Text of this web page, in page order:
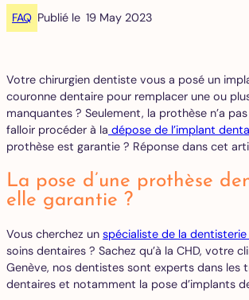
FAQ Publié le 19 May 2023
Votre chirurgien dentiste vous a posé un
couronne dentaire pour remplacer une ou
manquantes ? Seulement, la prothèse n’a
falloir procéder à la dépose de l’implant
prothèse est garantie ? Réponse dans cet
La pose d’une prothèse
elle garantie ?
Vous cherchez un spécialiste de la dentisterie
soins dentaires ? Sachez qu’à la CHD, votre
Genève, nos dentistes sont experts dans les
dentaires et notamment la pose d’implants